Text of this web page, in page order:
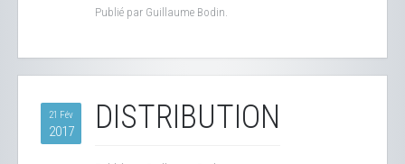
Publié par Guillaume Bodin.
21 Fév
2017 DISTRIBUTION